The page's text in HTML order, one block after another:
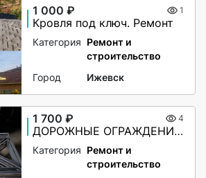
1 000 ₽ 1
Кровля под ключ. Ремонт
Категория Ремонт и
строительство
Город
Ижевск
1 700 ₽ 4
ДОРОЖНЫЕ ОГРАЖДЕНИЯ ПО-1
Категория Ремонт и
строительство